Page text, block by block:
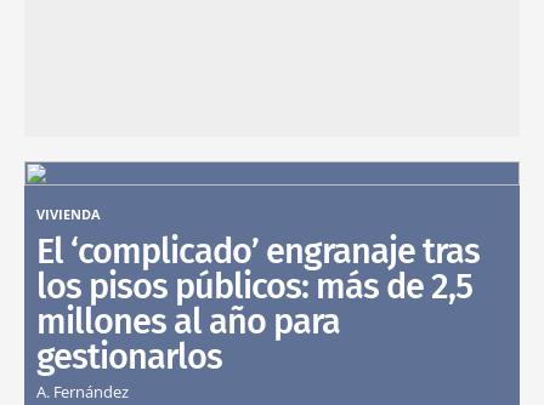
VIVIENDA
El ‘complicado’ engranaje tras
los pisos públicos: más de 2,5
millones al año para
gestionarlos
A. Fernández